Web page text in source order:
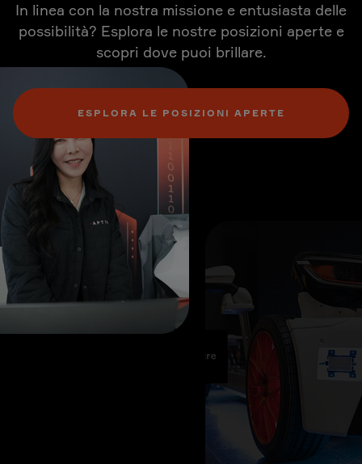
In linea con la nostra missione e entusiasta delle
possibilità? Esplora le nostre posizioni aperte e
scopri dove puoi brillare.
ESPLORA LE POSIZIONI APERTE